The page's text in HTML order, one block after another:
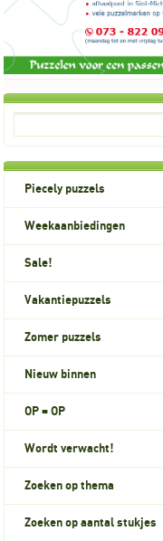
Piecely puzzels
Weekaanbiedingen
Sale!
Vakantiepuzzels
Zomer puzzels
Nieuw binnen
OP = OP
Wordt verwacht!
Zoeken op thema
Zoeken op aantal stukjes